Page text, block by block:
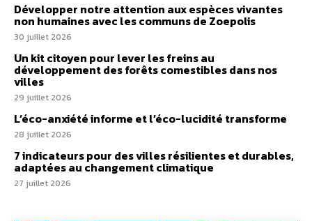
Développer notre attention aux espèces vivantes
non humaines avec les communs de Zoepolis
30 juillet 2026
Un kit citoyen pour lever les freins au
développement des forêts comestibles dans nos
villes
29 juillet 2026
L’éco-anxiété informe et l’éco-lucidité transforme
28 juillet 2026
7 indicateurs pour des villes résilientes et durables,
adaptées au changement climatique
27 juillet 2026